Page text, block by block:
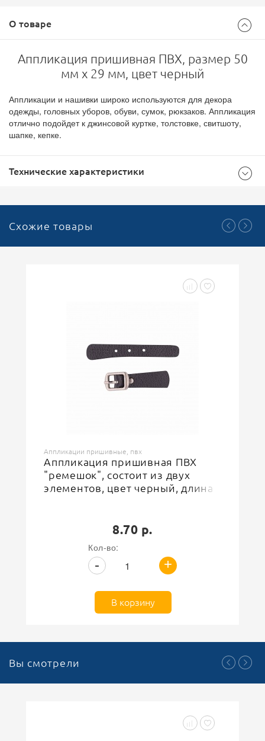
О товаре
Аппликация пришивная ПВХ, размер 50
мм х 29 мм, цвет черный
Аппликации и нашивки широко используются для декора
одежды, головных уборов, обуви, сумок, рюкзаков. Аппликация
отлично подойдет к джинсовой куртке, толстовке, свитшоту,
шапке, кепке.
Технические характеристики
Для одежды, обуви, головных уборов и аксессуаров
Схожие товары
Аппликации пришивные, пвх
Аппликация пришивная ПВХ
"ремешок", состоит из двух
элементов, цвет черный, длина
8.70 р.
Кол-во:
+
-
В корзину
Вы смотрели